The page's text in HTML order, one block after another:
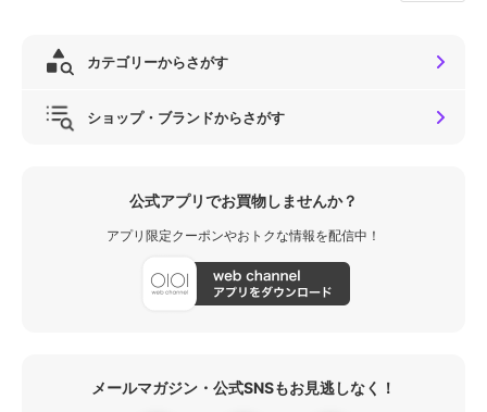
カテゴリーからさがす
ショップ・ブランドからさがす
公式アプリでお買物しませんか？
アプリ限定クーポンやおトクな情報を配信中！
メールマガジン・公式SNSもお見逃しなく！